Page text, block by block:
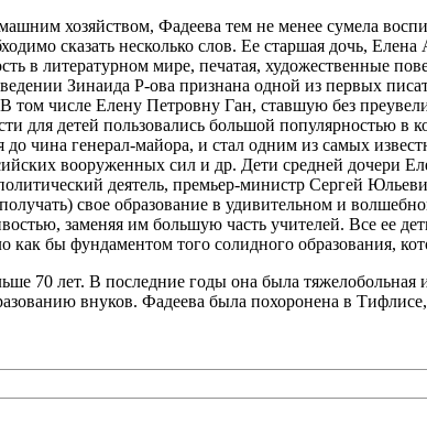
хозяйством, Фадеева тем не менее сумела
сказать несколько слов. Ее старшая дочь,
в литературном мире, печатая, художественные
Зинаида Р-ова признана одной из первых
том числе Елену Петровну Ган, ставшую без
для детей пользовались большой
чина генерал-майора, и стал одним из самых
вооруженных сил и др. Дети средней дочери
деятель, премьер-министр Сергей
свое образование в удивительном и
заменяя им большую часть учителей. Все ее
бы фундаментом того солидного образования,
70 лет. В последние годы она была
внуков. Фадеева была похоронена в